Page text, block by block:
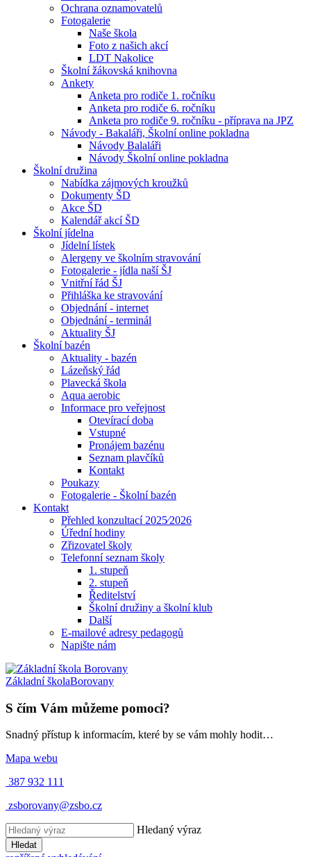
Ochrana oznamovatelů
Fotogalerie
Naše škola
Foto z našich akcí
LDT Nakolice
Školní žákovská knihovna
Ankety
Anketa pro rodiče 1. ročníku
Anketa pro rodiče 6. ročníku
Anketa pro rodiče 9. ročníku - příprava na JPZ
Návody - Bakaláři, Školní online pokladna
Návody Balaláři
Návody Školní online pokladna
Školní družina
Nabídka zájmových kroužků
Dokumenty ŠD
Akce ŠD
Kalendář akcí ŠD
Školní jídelna
Jídelní lístek
Alergeny ve školním stravování
Fotogalerie - jídla naší ŠJ
Vnitřní řád ŠJ
Přihláška ke stravování
Objednání - internet
Objednání - terminál
Aktuality ŠJ
Školní bazén
Aktuality - bazén
Lázeňský řád
Plavecká škola
Aqua aerobic
Informace pro veřejnost
Otevírací doba
Vstupné
Pronájem bazénu
Seznam plavčíků
Kontakt
Poukazy
Fotogalerie - Školní bazén
Kontakt
Přehled konzultací 2025⁄2026
Úřední hodiny
Zřizovatel školy
Telefonní seznam školy
1. stupeň
2. stupeň
Ředitelství
Školní družiny a školní klub
Další
E-mailové adresy pedagogů
Napište nám
Základní školaBorovany
S čím Vám můžeme pomoci?
Snadný přístup k informacím, které by se vám mohly hodit…
Mapa webu
387 932 111
zsborovany@zsbo.cz
Hledaný výraz
Hledat